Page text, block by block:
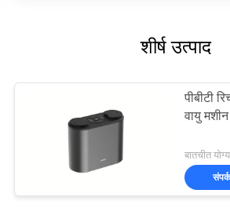
शीर्ष उत्पाद
पीबीटी
वायु
बातचीत